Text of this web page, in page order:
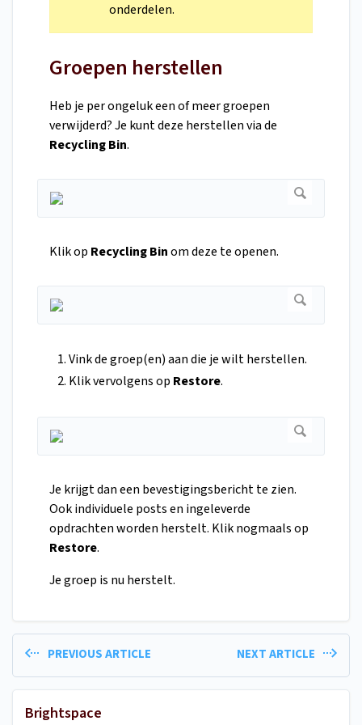
onderdelen.
Groepen herstellen
Heb je per ongeluk een of meer groepen
verwijderd? Je kunt deze herstellen via de
Recycling Bin.
Klik op Recycling Binom deze te openen.
Vink de groep(en) aan die je wilt herstellen.
Klik vervolgens op Restore.
Je krijgt dan een bevestigingsbericht te zien.
Ook individuele posts en ingeleverde
opdrachten worden herstelt. Klik nogmaals op
Restore.
Je groep is nu herstelt.
PREVIOUS ARTICLE NEXT ARTICLE
Brightspace